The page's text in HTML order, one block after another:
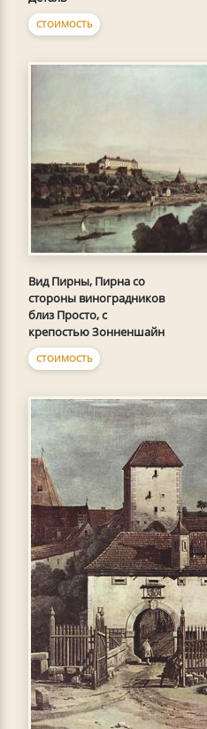
СТОИМОСТЬ
Вид Пирны, Пирна со
стороны виноградников
близ Просто, с
крепостью Зонненшайн
СТОИМОСТЬ